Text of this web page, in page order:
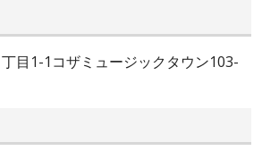
目1-1コザミュージックタウン103-